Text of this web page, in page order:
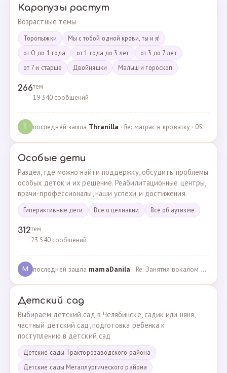
Карапузы растут
Возрастные темы
Торопыжки
Мы с тобой одной крови, ты и я!
от О до 1 года
от 1 года до 3 лет
от 3 до 7 лет
от 7 и старше
Двойняшки Малыш и гороскоп
266тем
19 340 сообщений
T последней зашла Thranilla · Re: матрас в кроватку · 05.05.2024
Особые дети
Раздел, где можно найти поддержку, обсудить проблемы
особых деток и их решение. Реабилитационные центры,
врачи-профессионалы, наши успехи и достижения.
Гиперактивные дети Все о целиакии Все об аутизме
312тем
23 540 сообщений
M последней зашла mamaDanila · Re: Занятия вокалом и танцами для подростков с мент… · 12.03.2025
Детский сад
Выбираем детский сад в Челябинске, садик или няня,
частный детский сад, подготовка ребенка к
поступлению в детский сад
Детские сады Тракторозаводского района
Детские сады Металлургического района